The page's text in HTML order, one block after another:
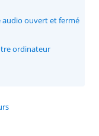
audio ouvert et fermé
ordinateur